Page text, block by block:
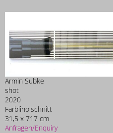
Armin Subke
shot
2020
Farblinolschnitt
31,5 x 717 cm
Anfragen/Enquiry